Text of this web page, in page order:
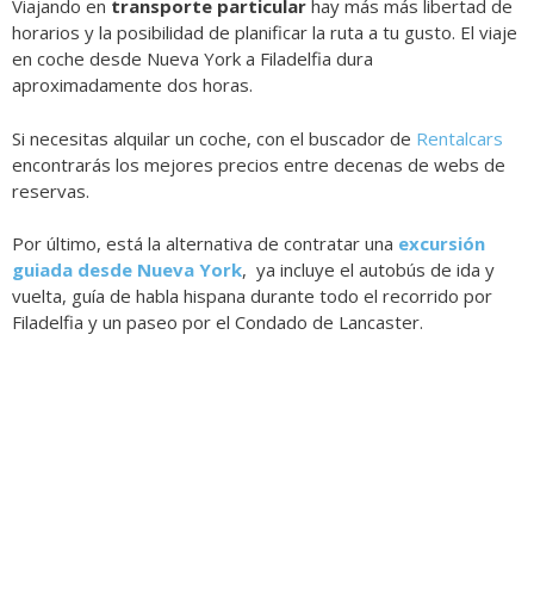
Viajando en transporte particular hay más más libertad de
horarios y la posibilidad de planificar la ruta a tu gusto. El viaje
en coche desde Nueva York a Filadelfia dura
aproximadamente dos horas.
Si necesitas alquilar un coche, con el buscador de Rentalcars
encontrarás los mejores precios entre decenas de webs de
reservas.
Por último, está la alternativa de contratar una excursión
guiada desde Nueva York, ya incluye el autobús de ida y
vuelta, guía de habla hispana durante todo el recorrido por
Filadelfia y un paseo por el Condado de Lancaster.